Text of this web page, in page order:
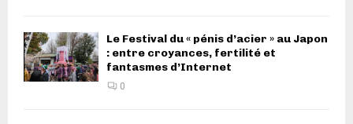
Le Festival du « pénis d’acier » au Japon
: entre croyances, fertilité et
fantasmes d’Internet
0